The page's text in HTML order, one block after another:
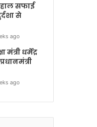
सफाई
से
ago
मंत्री धर्मेंद्र
ago